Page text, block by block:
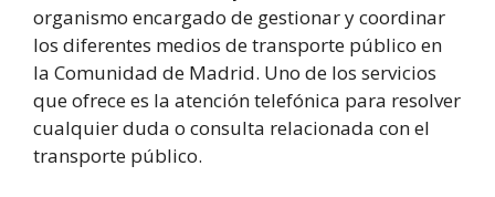
organismo encargado de gestionar y coordinar
los diferentes medios de transporte público en
la Comunidad de Madrid. Uno de los servicios
que ofrece es la atención telefónica para resolver
cualquier duda o consulta relacionada con el
transporte público.